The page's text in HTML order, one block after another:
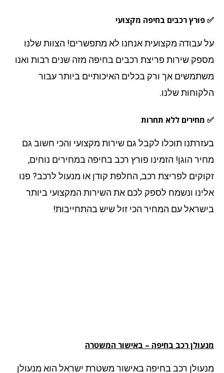
פורץ רכבים בחיפה מקצועי
עבודה מקצועית אנחנו לא מתפשרים! הצוות שלנו
שירות פריצת רכבים בחיפה מזה שנים רבות ואנו
אך ורק בכלים האיכותיים ביותר עבור
שלנו.
מחירים ללא תחרות
תוכלו לקבל גם שירות מקצועי והכי חשוב גם
הוגן! הזמינו פורץ רכב בחיפה במחירים נוחים,
לפריצת רכב, החלפת קודן או מנעול לרכב? פנו
ונשמח לספק לכם את השירות המקצועי ביותר
עם המחיר הכי זול שיש בהתחייבות!
רכב בחיפה – באישור המשטרה
רכב בחיפה באישור משטרת ישראל הוא מנעולן